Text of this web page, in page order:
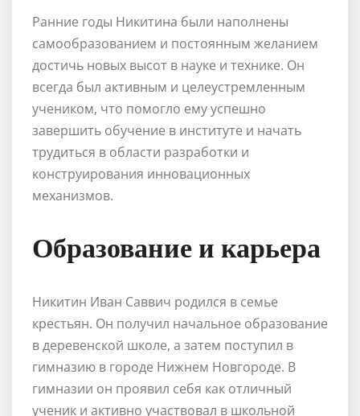
Ранние годы Никитина были наполнены
самообразованием и постоянным желанием
достичь новых высот в науке и технике. Он
всегда был активным и целеустремленным
учеником, что помогло ему успешно
завершить обучение в институте и начать
трудиться в области разработки и
конструирования инновационных
механизмов.
Образование и карьера
Никитин Иван Саввич родился в семье
крестьян. Он получил начальное образование
в деревенской школе, а затем поступил в
гимназию в городе Нижнем Новгороде. В
гимназии он проявил себя как отличный
ученик и активно участвовал в школьной